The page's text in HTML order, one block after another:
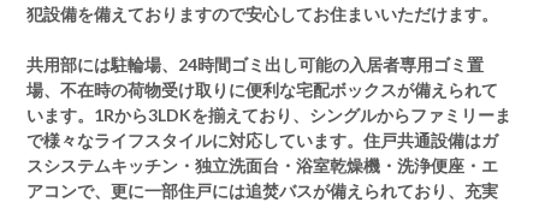
犯設備を備えておりますので安心してお住まいいただけます。
共用部には駐輪場、24時間ゴミ出し可能の入居者専用ゴミ置
場、不在時の荷物受け取りに便利な宅配ボックスが備えられて
います。1Rから3LDKを揃えており、シングルからファミリーま
で様々なライフスタイルに対応しています。住戸共通設備はガ
スシステムキッチン・独立洗面台・浴室乾燥機・洗浄便座・エ
アコンで、更に一部住戸には追焚バスが備えられており、充実